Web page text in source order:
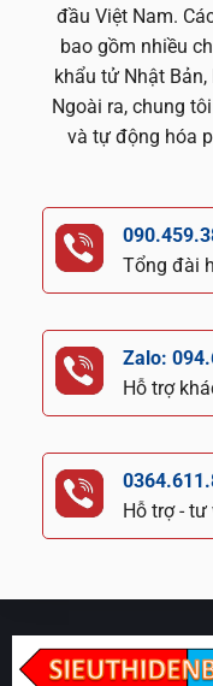
đầu Việt Nam.
bao gồm nhiều
khẩu tử Nhật Bản,
Ngoài ra, chung
và tự động hóa
Tổng đài
Zalo:
Hỗ trợ
Hỗ trợ -